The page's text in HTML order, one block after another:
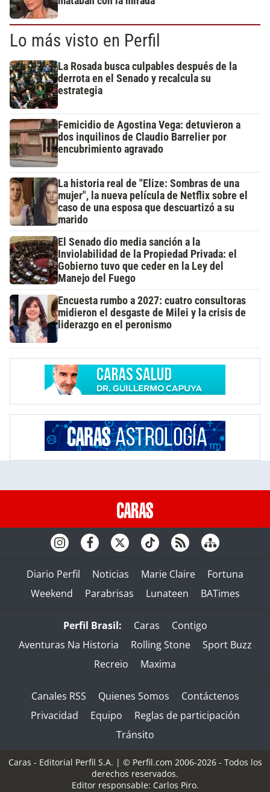
Lo más visto en Perfil
La Rosada busca culpables después de la
derrota en el Senado y recalcula su
estrategia
Femicidio de Agostina Vega: detuvieron a
dos inquilinos de Claudio Barrelier por
encubrimiento agravado
La historia real de "Elize: Sombras de una
mujer", la nueva película de Netflix sobre el
caso de una esposa que descuartizó a su
marido
El Senado dio media sanción a la
Inviolabilidad de la Propiedad Privada: el
Gobierno tuvo que ceder en la Ley del
Manejo del Fuego
Encuesta rumbo a 2027: cuatro consultoras
midieron el desgaste de Milei y la crisis de
liderazgo en el peronismo
Diario Perfil Noticias Marie Claire
Fortuna
Weekend
Parabrisas Lunateen BATimes
Perfil Brasil: Caras
Contigo
Aventuras Na Historia
Rolling Stone
Sport Buzz
Recreio
Maxima
Canales RSS Quienes Somos
Contáctenos
Privacidad
Equipo
Reglas de participación
Tránsito
Caras - Editorial Perfil S.A. | © Perfil.com 2006-2026 - Todos los
derechos reservados.
Editor responsable: Carlos Piro.